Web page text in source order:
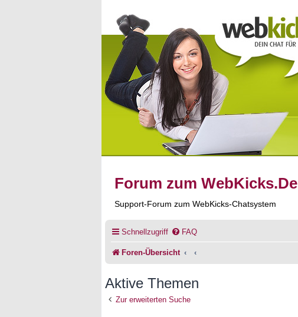
Forum zum WebKicks.De
Support-Forum zum WebKicks-Chatsystem
Schnellzugriff FAQ
Foren-Übersicht
Aktive Themen
Zur erweiterten Suche